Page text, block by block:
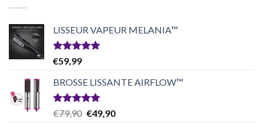
LISSEUR VAPEUR MELANIA™
Note5.00
sur 5
€59,99
BROSSE LISSANTE AIRFLOW™
Note5.00
sur 5
€79,90 Original
€49,90Current